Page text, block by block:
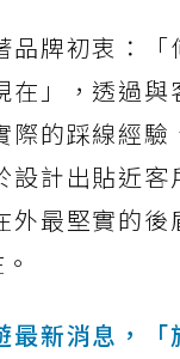
品牌初衷：「
在」，透過與
際的踩線經驗
設計出貼近客
外最堅實的後
最新消息，「